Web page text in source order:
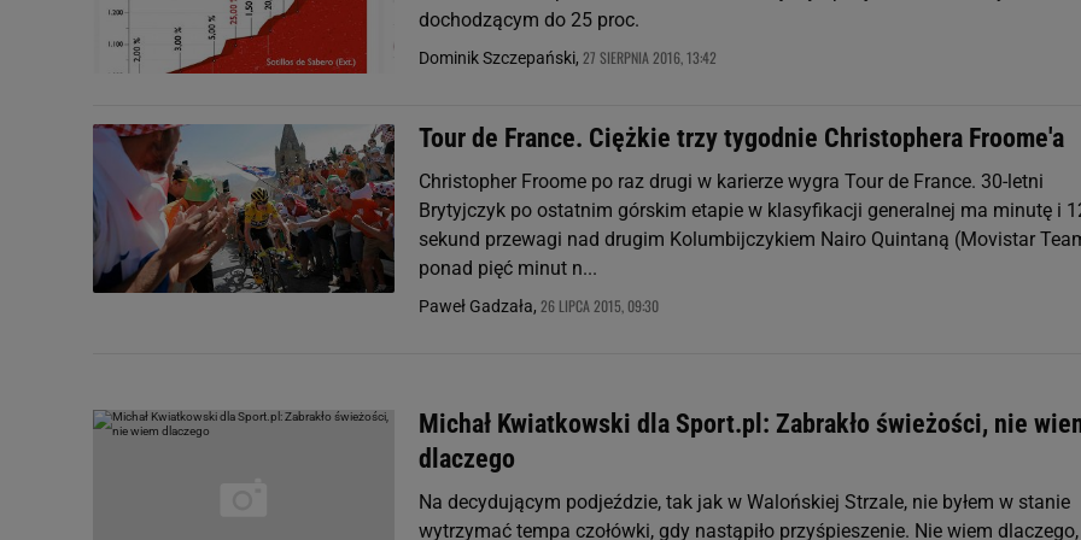
dochodzącym do 25 proc.
Dominik Szczepański, 27 SIERPNIA 2016, 13:42
Tour de France. Ciężkie trzy tygodnie Christophera Froome'a
Christopher Froome po raz drugi w karierze wygra Tour de France. 30-letni
Brytyjczyk po ostatnim górskim etapie w klasyfikacji generalnej ma minutę i
sekund przewagi nad drugim Kolumbijczykiem Nairo Quintaną (Movistar
ponad pięć minut n...
Paweł Gadzała, 26 LIPCA 2015, 09:30
Michał Kwiatkowski dla Sport.pl: Zabrakło świeżości, nie
dlaczego
Na decydującym podjeździe, tak jak w Walońskiej Strzale, nie byłem w stanie
wytrzymać tempa czołówki, gdy nastąpiło przyśpieszenie. Nie wiem dlaczego,